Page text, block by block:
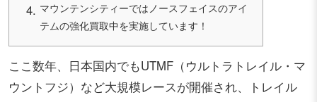
マウンテンシティーではノースフェイスのアイ
テムの強化買取中を実施しています！
ここ数年、日本国内でもUTMF（ウルトラトレイル・マ
ウントフジ）など大規模レースが開催され、トレイル